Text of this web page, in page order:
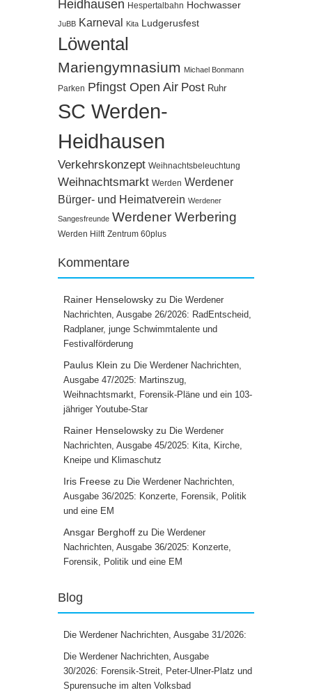
Heidhausen Hespertalbahn Hochwasser
JuBB Karneval Kita Ludgerusfest
Löwental
Mariengymnasium Michael Bonmann
Parken Pfingst Open Air Post Ruhr
SC Werden-
Heidhausen
Verkehrskonzept Weihnachtsbeleuchtung
Weihnachtsmarkt Werden Werdener
Bürger- und Heimatverein Werdener
Sangesfreunde Werdener Werbering
Werden Hilft Zentrum 60plus
Kommentare
Rainer Henselowsky zu Die Werdener
Nachrichten, Ausgabe 26/2026: RadEntscheid,
Radplaner, junge Schwimmtalente und
Festivalförderung
Paulus Klein zu Die Werdener Nachrichten,
Ausgabe 47/2025: Martinszug,
Weihnachtsmarkt, Forensik-Pläne und ein 103-
jähriger Youtube-Star
Rainer Henselowsky zu Die Werdener
Nachrichten, Ausgabe 45/2025: Kita, Kirche,
Kneipe und Klimaschutz
Iris Freese zu Die Werdener Nachrichten,
Ausgabe 36/2025: Konzerte, Forensik, Politik
und eine EM
Ansgar Berghoff zu Die Werdener
Nachrichten, Ausgabe 36/2025: Konzerte,
Forensik, Politik und eine EM
Blog
Die Werdener Nachrichten, Ausgabe 31/2026:
Die Werdener Nachrichten, Ausgabe
30/2026: Forensik-Streit, Peter-Ulner-Platz und
Spurensuche im alten Volksbad